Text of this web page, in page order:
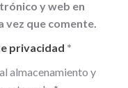
y web en
vez que comente.
privacidad *
almacenamiento y